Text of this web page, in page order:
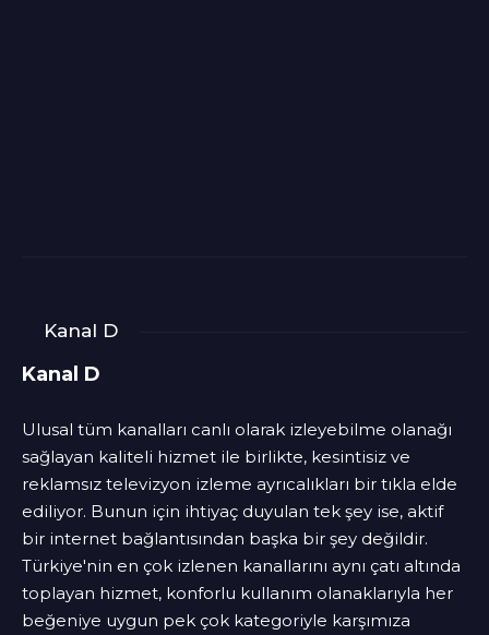
Kanal D
Kanal D
Ulusal tüm kanalları canlı olarak izleyebilme olanağı
sağlayan kaliteli hizmet ile birlikte, kesintisiz ve
reklamsız televizyon izleme ayrıcalıkları bir tıkla elde
ediliyor. Bunun için ihtiyaç duyulan tek şey ise, aktif
bir internet bağlantısından başka bir şey değildir.
Türkiye'nin en çok izlenen kanallarını aynı çatı altında
toplayan hizmet, konforlu kullanım olanaklarıyla her
beğeniye uygun pek çok kategoriyle karşımıza